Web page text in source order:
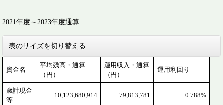
2021年度～2023年度通算
表のサイズを切り替える
資金名
平均残高・通算
（円）
運用収入・通算
（円）
運用利回り
歳計現金
等
10,123,680,914 79,813,781 0.788%